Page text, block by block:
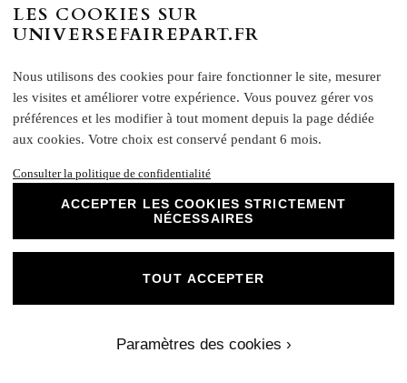
FAIRE-PART LIVRET Grammage : 250 g/m²
FAIRE-PART RECTO VERSO – Grammage :
Formats disponibles :
Livret : 14,5 x 29,4 cm (Ouvert) / 14,5 x 13,8 cm
(Fermé)
Format A5 portrait : 14 x 21 cm
Format rectangle paysage : 21 x 10 cm
Etiquette bouteille: Elles ont une taille unique, pensée
invitations d'anniversaire, des cartes de
remerciements et bien plus encore. Optez
LES COOKIES SUR
UNIVERSEFAIREPART.FR
Nous utilisons des cookies pour faire fonctionner le site, mesurer
les visites et améliorer votre expérience. Vous pouvez gérer vos
préférences et les modifier à tout moment depuis la page dédiée
aux cookies. Votre choix est conservé pendant 6 mois.
Consulter la politique de confidentialité
ACCEPTER LES COOKIES STRICTEMENT
NÉCESSAIRES
Paramètres des cookies ›
TOUT ACCEPTER